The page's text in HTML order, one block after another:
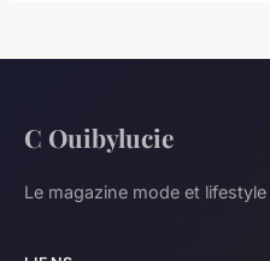
C Ouibylucie
Le magazine mode et